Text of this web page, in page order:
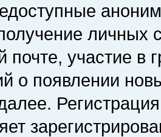
личных
почте, участие в
о появлении